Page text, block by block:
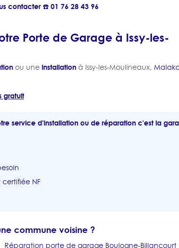
contacter ☎️ 01 76 28 43 96
Porte de Garage à Issy-les-
ou une installationà Issy-les-Moulineaux,
gratuit
service d'installation ou de réparation c'est la
NF
commune voisine ?
Réparation porte de garage Boulogne-Billancourt